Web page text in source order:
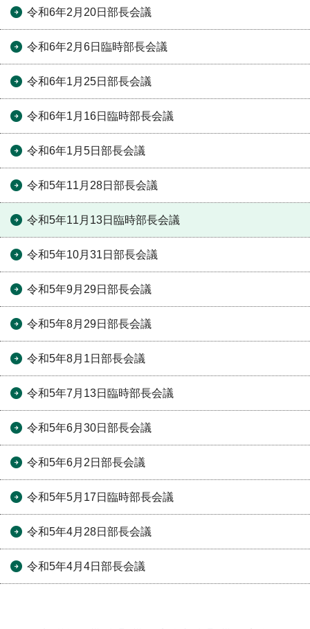
令和6年2月20日部長会議
令和6年2月6日臨時部長会議
令和6年1月25日部長会議
令和6年1月16日臨時部長会議
令和6年1月5日部長会議
令和5年11月28日部長会議
令和5年11月13日臨時部長会議
令和5年10月31日部長会議
令和5年9月29日部長会議
令和5年8月29日部長会議
令和5年8月1日部長会議
令和5年7月13日臨時部長会議
令和5年6月30日部長会議
令和5年6月2日部長会議
令和5年5月17日臨時部長会議
令和5年4月28日部長会議
令和5年4月4日部長会議